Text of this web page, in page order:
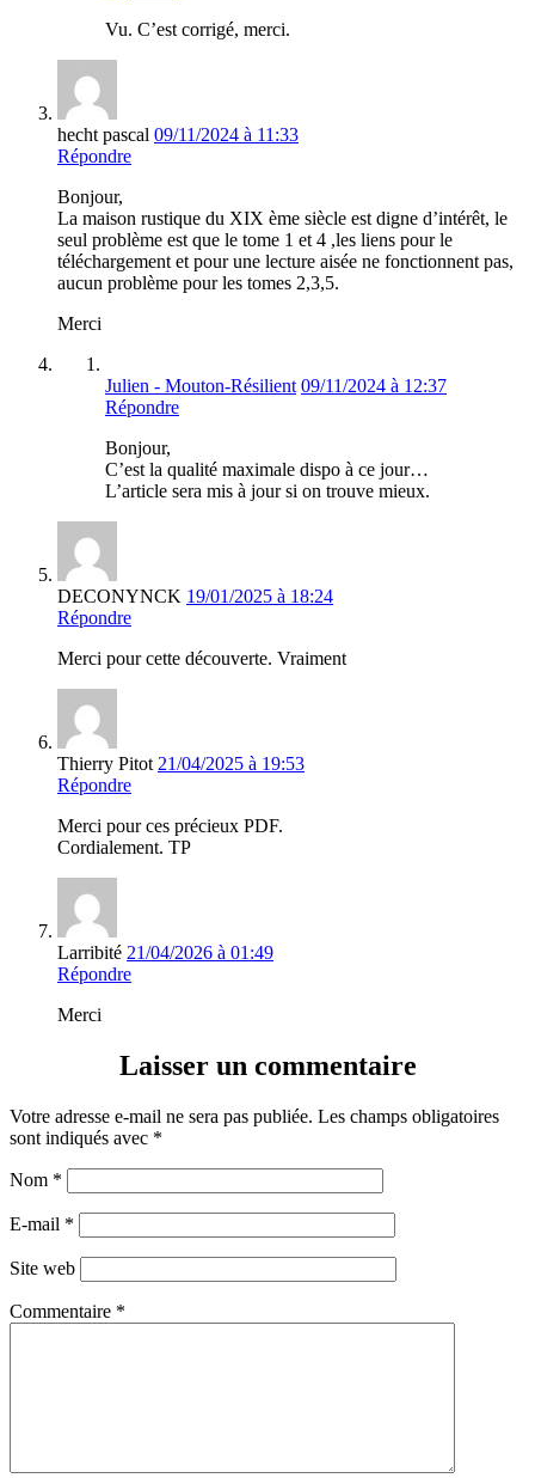
Vu. C’est corrigé, merci.
hecht pascal 09/11/2024 à 11:33
Répondre
Bonjour,
La maison rustique du XIX ème siècle est digne d’intérêt, le
seul problème est que le tome 1 et 4 ,les liens pour le
téléchargement et pour une lecture aisée ne fonctionnent pas,
aucun problème pour les tomes 2,3,5.
Merci
Julien - Mouton-Résilient 09/11/2024 à 12:37
Répondre
Bonjour,
C’est la qualité maximale dispo à ce jour…
L’article sera mis à jour si on trouve mieux.
DECONYNCK 19/01/2025 à 18:24
Répondre
Merci pour cette découverte. Vraiment
Thierry Pitot 21/04/2025 à 19:53
Répondre
Merci pour ces précieux PDF.
Cordialement. TP
Larribité 21/04/2026 à 01:49
Répondre
Merci
Laisser un commentaire
Votre adresse e-mail ne sera pas publiée. Les champs obligatoires
sont indiqués avec *
Nom *
E-mail *
Site web
Commentaire *